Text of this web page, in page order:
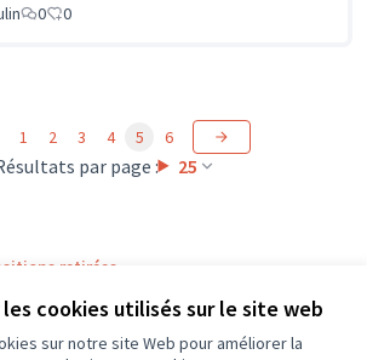
cookies utilisés sur le site web
sur notre site Web pour améliorer la
0 0
par page : 25
1 2 3 4 5 6
retirées